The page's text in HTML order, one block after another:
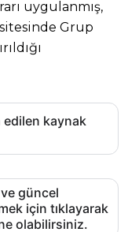
uygulanmış,
Grup
edilen kaynak
güncel
için tıklayarak
olabilirsiniz.